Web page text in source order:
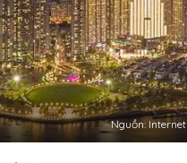
Nguồn: Internet